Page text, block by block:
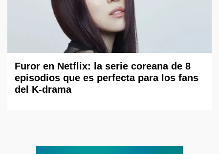
Furor en Netflix: la serie coreana de 8
episodios que es perfecta para los fans
del K-drama